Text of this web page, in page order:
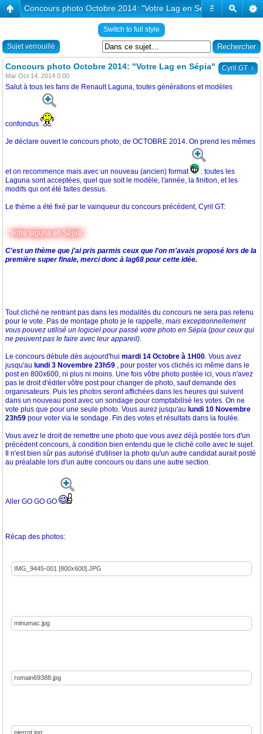
#
Concours photo Octobre 2014: "Votre Lag en Sépia"
Switch to full style
Sujet verrouillé
Cyril GT ↓
Concours photo Octobre 2014: "Votre Lag en Sépia"
Mar Oct 14, 2014 0:00
Salut à tous les fans de Renault Laguna, toutes générations et modèles
confondus
Je déclare ouvert le concours photo, de OCTOBRE 2014. On prend les mêmes
et on recommence mais avec un nouveau (ancien) format
: toutes les
Laguna sont acceptées, quel que soit le modèle, l'année, la finition, et les
modifs qui ont été faites dessus.
Le thème a été fixé par le vainqueur du concours précédent, Cyril GT:
"votre laguna en Sépia"
C'est un thème que j'ai pris parmis ceux que l'on m'avais proposé lors de la
première super finale, merci donc à lag68 pour cette idée.
Tout cliché ne rentrant pas dans les modalités du concours ne sera pas retenu
pour le vote. Pas de montage photo je le rappelle, mais exceptionnellement
vous pouvez utilisé un logiciel pour passé votre photo en Sépia (pour ceux qui
ne peuvent pas le faire avec leur appareil).
Le concours débute dès aujourd'hui mardi 14 Octobre à 1H00. Vous avez
jusqu'au lundi 3 Novembre 23h59 , pour poster vos clichés ici même dans le
post en 800x600, ni plus ni moins. Une fois vôtre photo postée ici, vous n'avez
pas le droit d'éditer vôtre post pour changer de photo, sauf demande des
organisateurs. Puis les photos seront affichées dans les heures qui suivent
dans un nouveau post avec un sondage pour comptabilisé les votes. On ne
vote plus que pour une seule photo. Vous aurez jusqu'au lundi 10 Novembre
23h59 pour voter via le sondage. Fin des votes et résultats dans la foulée.
Vous avez le droit de remettre une photo que vous avez déjà postée lors d'un
précédent concours, à condition bien entendu que le cliché colle avec le sujet.
Il n'est bien sûr pas autorisé d'utiliser la photo qu'un autre candidat aurait posté
au préalable lors d'un autre concours ou dans une autre section.
Aller GO GO GO
Récap des photos:
IMG_9445-001 [800x600].JPG
minumac.jpg
romain69388.jpg
pierrot.jpg